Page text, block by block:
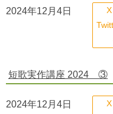
2024年12月4日
短歌実作講座 2024 ③
2024年12月4日